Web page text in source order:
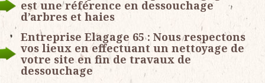
est une référence en dessouchage
d’arbres et haies
Entreprise Elagage 65 : Nous respectons
vos lieux en effectuant un nettoyage de
votre site en fin de travaux de
dessouchage